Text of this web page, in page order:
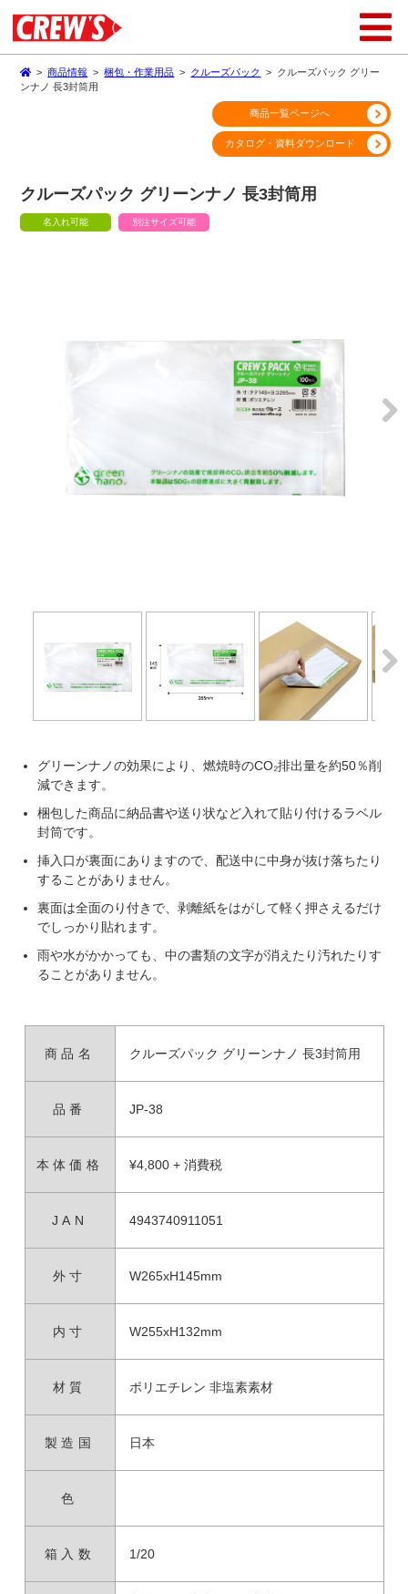
>商品情報 >梱包・作業用品 > クルーズパック > クルーズパック グリー
ンナノ 長3封筒用
クルーズパック グリーンナノ 長3封筒用
名入れ可能 別注サイズ可能
商品一覧ページへ
カタログ・資料ダウンロード
Next
グリーンナノの効果により、燃焼時のCO₂排出量を約50％削
減できます。
梱包した商品に納品書や送り状など入れて貼り付けるラベル
封筒です。
挿入口が裏面にありますので、配送中に中身が抜け落ちたり
することがありません。
裏面は全面のり付きで、剥離紙をはがして軽く押さえるだけ
でしっかり貼れます。
雨や水がかかっても、中の書類の文字が消えたり汚れたりす
ることがありません。
商品名 クルーズパック グリーンナノ 長3封筒用
品番 JP-38
本体価格 ¥4,800 + 消費税
JAN 4943740911051
外寸 W265xH145mm
内寸 W255xH132mm
材質 ポリエチレン 非塩素素材
製造国 日本
色
箱入数 1/20